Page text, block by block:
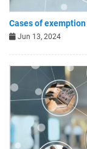
Cases of
Jun 13, 2024